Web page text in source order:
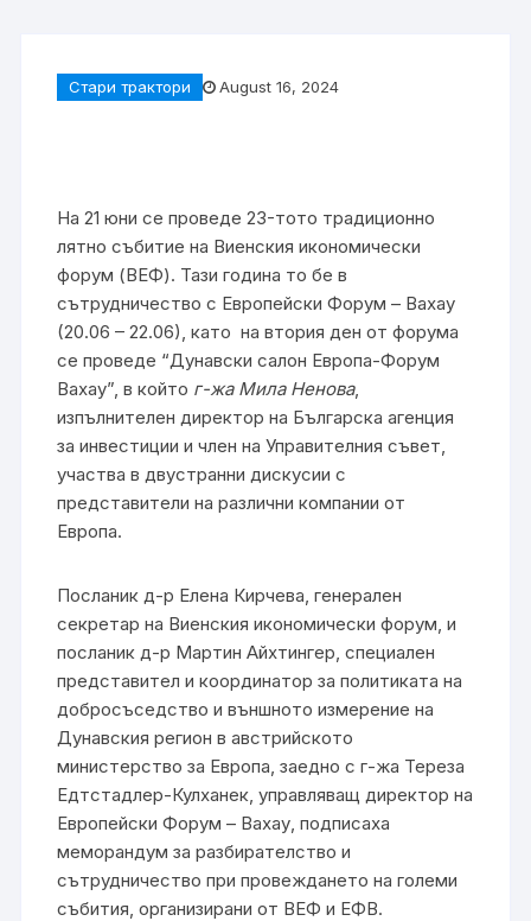
Стари трактори August 16, 2024
На 21 юни се проведе 23-тото традиционно
лятно събитие на Виенския икономически
форум (ВЕФ). Тази година то бе в
сътрудничество с Европейски Форум – Вахау
(20.06 – 22.06), като на втория ден от форума
се проведе “Дунавски салон Европа-Форум
Вахау”, в който г-жа Мила Ненова,
изпълнителен директор на Българска агенция
за инвестиции и член на Управителния съвет,
участва в двустранни дискусии с
представители на различни компании от
Европа.
Посланик д-р Елена Кирчева, генерален
секретар на Виенския икономически форум, и
посланик д-р Мартин Айхтингер, специален
представител и координатор за политиката на
добросъседство и външното измерение на
Дунавския регион в австрийското
министерство за Европа, заедно с г-жа Тереза
Едтстадлер-Кулханек, управляващ директор на
Европейски Форум – Вахау, подписаха
меморандум за разбирателство и
сътрудничество при провеждането на големи
събития, организирани от ВЕФ и ЕФВ.